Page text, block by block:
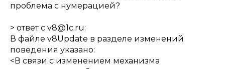
проблема с нумерацией?
> ответ с v8@1c.ru:
В файле v8Update в разделе изменений
поведения указано:
<В связи с изменением механизма